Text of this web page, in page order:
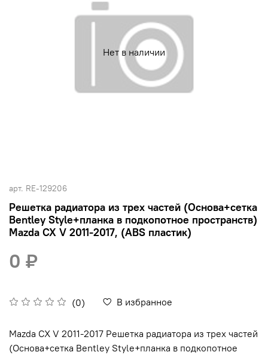
Нет в наличии
арт. RE-129206
Решетка радиатора из трех частей (Основа+сетка
Bentley Style+планка в подкопотное пространств)
Mazda CX V 2011-2017, (ABS пластик)
(0) В избранное
0 ₽
Mazda CX V 2011-2017 Решетка радиатора из трех частей
(Основа+сетка Bentley Style+планка в подкопотное